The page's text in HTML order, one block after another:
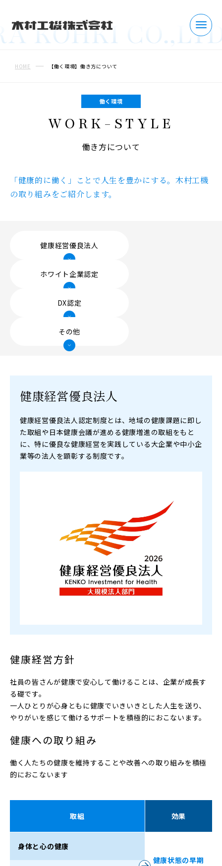
会社を知る
数字でわかる木村工機
部門紹介（職種紹介）
会社概要
教育・研修制度
働き方について
募集要項
KOHKI CO.,LTD
HOME 【働く環境】働き方について
働く環境
WORK-STYLE
働き方について
「健康的に働く」ことで人生を豊かにする。 木村工機
の取り組みをご紹介します。
健康経営優良法人
ホワイト企業認定
DX認定
その他
健康経営優良法人
健康経営優良法人認定制度とは、地域の健康課題に即し
た取組や日本健康会議が進める健康増進の取組をもと
に、特に優良な健康経営を実践している大企業や中小企
業等の法人を顕彰する制度です。
健康経営方針
社員の皆さんが健康で安心して働けることは、企業が成長す
る礎です。
一人ひとりが心身ともに健康でいきいきとした人生を送り、
やりがいを感じて働けるサポートを積極的におこないます。
健康への取り組み
働く人たちの健康を維持することや改善への取り組みを積極
的におこないます
取組 効果
身体と心の健康
健康状態の早期